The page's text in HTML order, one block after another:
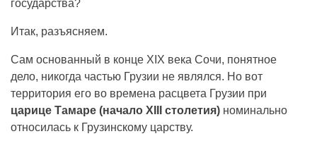
государства?
Итак, разъясняем.
Сам основанный в конце XIX века Сочи, понятное
дело, никогда частью Грузии не являлся. Но вот
территория его во времена расцвета Грузии при
царице Тамаре (начало XIII столетия) номинально
относилась к Грузинскому царству.